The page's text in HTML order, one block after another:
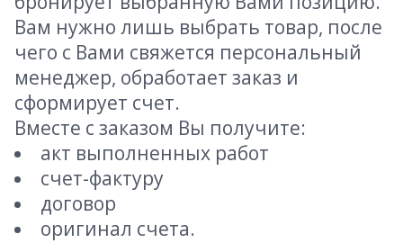
Вам нужно лишь выбрать товар, после
чего с Вами свяжется персональный
менеджер, обработает заказ и
сформирует счет.
Вместе с заказом Вы получите:
акт выполненных работ
счет-фактуру
договор
оригинал счета.